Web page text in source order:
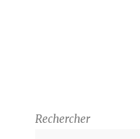
Rechercher